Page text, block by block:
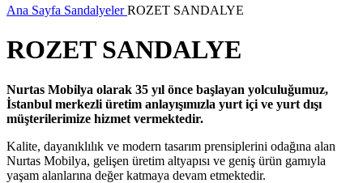
Ana Sayfa SandalyelerROZET SANDALYE
ROZET SANDALYE
Nurtas Mobilya olarak 35 yıl önce başlayan yolculuğumuz,
İstanbul merkezli üretim anlayışımızla yurt içi ve yurt dışı
müşterilerimize hizmet vermektedir.
Kalite, dayanıklılık ve modern tasarım prensiplerini odağına alan
Nurtas Mobilya, gelişen üretim altyapısı ve geniş ürün gamıyla
yaşam alanlarına değer katmaya devam etmektedir.